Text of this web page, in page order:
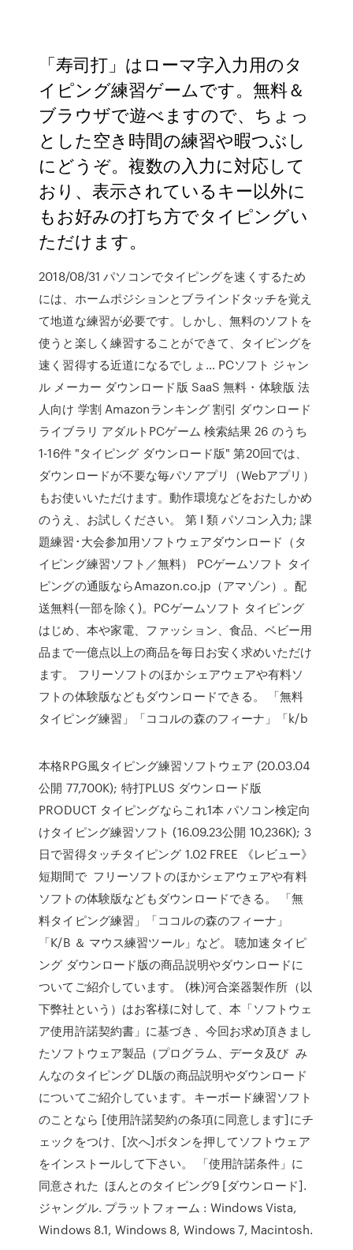
「寿司打」はローマ字入力用のタ
イピング練習ゲームです。無料＆
ブラウザで遊べますので、ちょっ
とした空き時間の練習や暇つぶし
にどうぞ。複数の入力に対応して
おり、表示されているキー以外に
もお好みの打ち方でタイピングい
ただけます。
2018/08/31 パソコンでタイピングを速くするため
には、ホームポジションとブラインドタッチを覚え
て地道な練習が必要です。しかし、無料のソフトを
使うと楽しく練習することができて、タイピングを
速く習得する近道になるでしょ… PCソフト ジャン
ル メーカー ダウンロード版 SaaS 無料・体験版 法
人向け 学割 Amazonランキング 割引 ダウンロード
ライブラリ アダルトPCゲーム 検索結果 26 のうち
1-16件 "タイピング ダウンロード版" 第20回では、
ダウンロードが不要な毎パソアプリ（Webアプリ）
もお使いいただけます。動作環境などをおたしかめ
のうえ、お試しください。 第 I 類 パソコン入力; 課
題練習･大会参加用ソフトウェアダウンロード（タ
イピング練習ソフト／無料） PCゲームソフト タイ
ピングの通販ならAmazon.co.jp（アマゾン）。配
送無料(一部を除く)。PCゲームソフト タイピング
はじめ、本や家電、ファッション、食品、ベビー用
品まで一億点以上の商品を毎日お安く求めいただけ
ます。 フリーソフトのほかシェアウェアや有料ソ
フトの体験版などもダウンロードできる。 「無料
タイピング練習」「ココルの森のフィーナ」「k/b
本格RPG風タイピング練習ソフトウェア (20.03.04
公開 77,700K); 特打PLUS ダウンロード版
PRODUCT タイピングならこれ1本 パソコン検定向
けタイピング練習ソフト (16.09.23公開 10,236K); 3
日で習得タッチタイピング 1.02 FREE 《レビュー》
短期間で フリーソフトのほかシェアウェアや有料
ソフトの体験版などもダウンロードできる。 「無
料タイピング練習」「ココルの森のフィーナ」
「K/B ＆ マウス練習ツール」など。 聴加速タイピ
ング ダウンロード版の商品説明やダウンロードに
ついてご紹介しています。 (株)河合楽器製作所（以
下弊社という）はお客様に対して、本「ソフトウェ
ア使用許諾契約書」に基づき、今回お求め頂きまし
たソフトウェア製品（プログラム、データ及び み
んなのタイピング DL版の商品説明やダウンロード
についてご紹介しています。キーボード練習ソフト
のことなら [使用許諾契約の条項に同意します]にチ
ェックをつけ、[次へ]ボタンを押してソフトウェア
をインストールして下さい。 「使用許諾条件」に
同意された ほんとのタイピング9 [ダウンロード].
ジャングル. プラットフォーム : Windows Vista,
Windows 8.1, Windows 8, Windows 7, Macintosh.